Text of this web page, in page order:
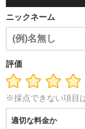
ニックネーム
評価
※採点できない項目
適切な料金か